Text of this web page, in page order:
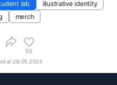
lab
illustrative identity
merch
55
at 28.05.2024